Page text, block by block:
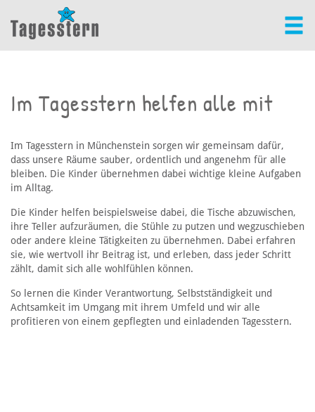
Im Tagesstern helfen alle mit
Im Tagesstern in Münchenstein sorgen wir gemeinsam dafür,
dass unsere Räume sauber, ordentlich und angenehm für alle
bleiben. Die Kinder übernehmen dabei wichtige kleine Aufgaben
im Alltag.
Die Kinder helfen beispielsweise dabei, die Tische abzuwischen,
ihre Teller aufzuräumen, die Stühle zu putzen und wegzuschieben
oder andere kleine Tätigkeiten zu übernehmen. Dabei erfahren
sie, wie wertvoll ihr Beitrag ist, und erleben, dass jeder Schritt
zählt, damit sich alle wohlfühlen können.
So lernen die Kinder Verantwortung, Selbstständigkeit und
Achtsamkeit im Umgang mit ihrem Umfeld und wir alle
profitieren von einem gepflegten und einladenden Tagesstern.